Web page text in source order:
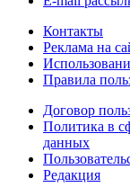
Контакты
Реклама на
Правила
Договор
Политика в
данных
Редакция